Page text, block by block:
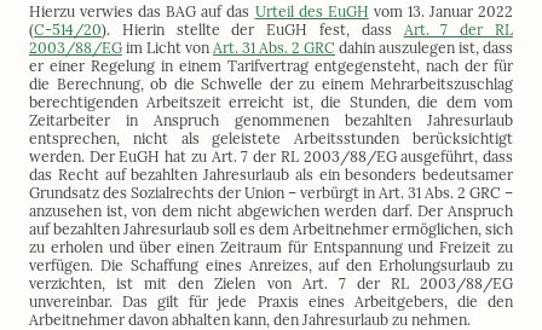
Hierzu verwies das BAG auf das Urteil des EuGH vom 13. Januar 2022
(C-514/20). Hierin stellte der EuGH fest, dass Art. 7 der RL
2003/88/EG im Licht von Art. 31 Abs. 2 GRC dahin auszulegen ist, dass
er einer Regelung in einem Tarifvertrag entgegensteht, nach der für
die Berechnung, ob die Schwelle der zu einem Mehrarbeitszuschlag
berechtigenden Arbeitszeit erreicht ist, die Stunden, die dem vom
Zeitarbeiter in Anspruch genommenen bezahlten Jahresurlaub
entsprechen, nicht als geleistete Arbeitsstunden berücksichtigt
werden. Der EuGH hat zu Art. 7 der RL 2003/88/EG ausgeführt, dass
das Recht auf bezahlten Jahresurlaub als ein besonders bedeutsamer
Grundsatz des Sozialrechts der Union – verbürgt in Art. 31 Abs. 2 GRC –
anzusehen ist, von dem nicht abgewichen werden darf. Der Anspruch
auf bezahlten Jahresurlaub soll es dem Arbeitnehmer ermöglichen, sich
zu erholen und über einen Zeitraum für Entspannung und Freizeit zu
verfügen. Die Schaffung eines Anreizes, auf den Erholungsurlaub zu
verzichten, ist mit den Zielen von Art. 7 der RL 2003/88/EG
unvereinbar. Das gilt für jede Praxis eines Arbeitgebers, die den
Arbeitnehmer davon abhalten kann, den Jahresurlaub zu nehmen.